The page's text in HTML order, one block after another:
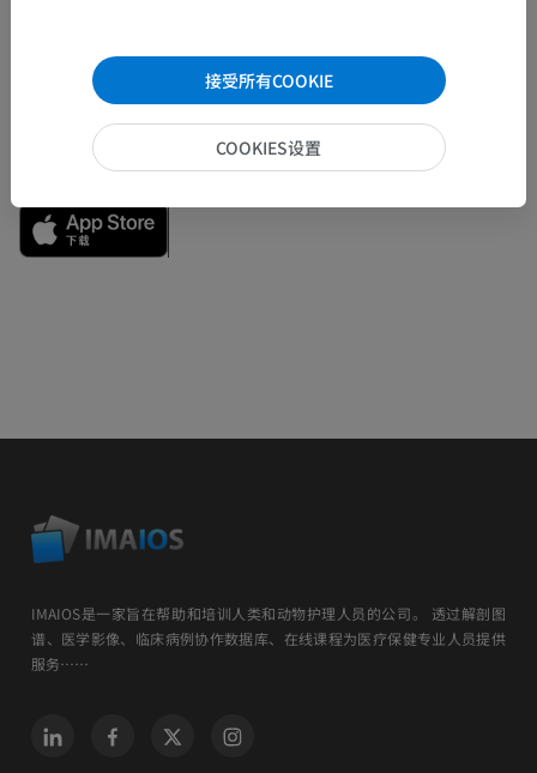
下载APP
IMAIOS是一家旨在帮助和培训人类和动物护理人员的公司。 透过解剖图
谱、医学影像、临床病例协作数据库、在线课程为医疗保健专业人员提供
服务……
接受所有COOKIE
COOKIES设置